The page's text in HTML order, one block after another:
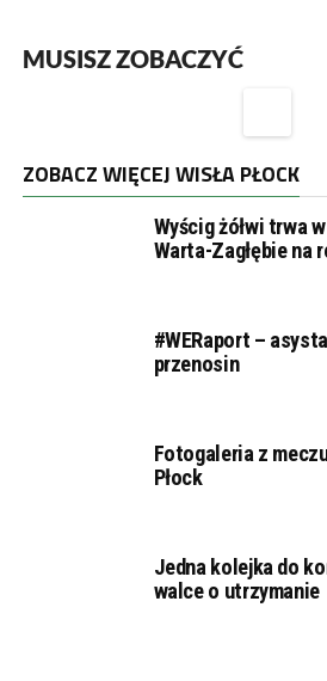
MUSISZ ZOBACZYĆ
ZOBACZ WIĘCEJ WISŁA PŁOCK
Wyścig żółwi trwa
Warta-Zagłębie na
#WERaport –
przenosin
Fotogaleria z
Płock
Jedna kolejka do
walce o utrzymanie